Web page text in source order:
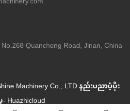
Quancheng Road, Jinan, China
Machinery Co., LTDနည်းပညာပံ့ပိုး
Huazhicloud